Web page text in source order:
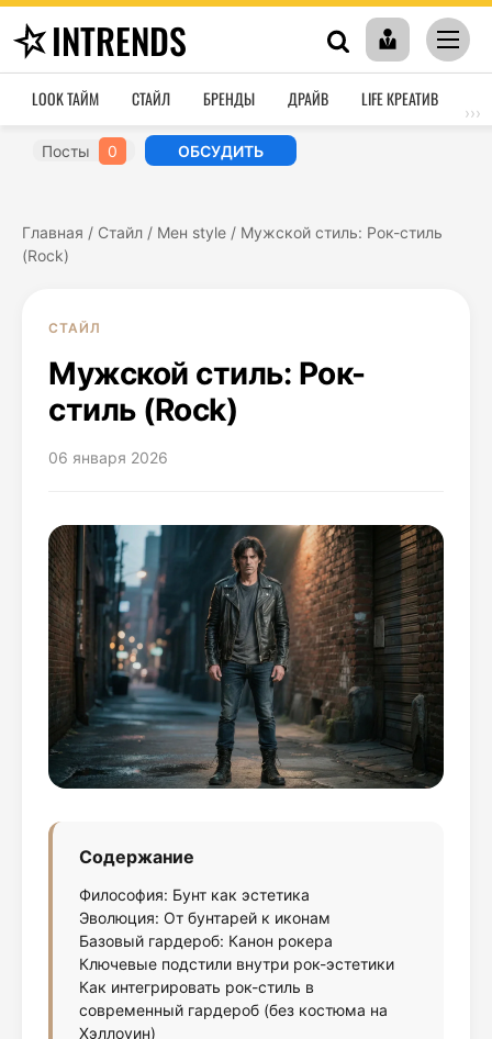
INTRENDS
LOOK ТАЙМ СТАЙЛ БРЕНДЫ ДРАЙВ LIFE КРЕАТИВ
›››
Посты 0 ОБСУДИТЬ
Главная / Стайл / Мен style / Мужской стиль: Рок-стиль
(Rock)
СТАЙЛ
Мужской стиль: Рок-
стиль (Rock)
06 января 2026
Содержание
Философия: Бунт как эстетика
Эволюция: От бунтарей к иконам
Базовый гардероб: Канон рокера
Ключевые подстили внутри рок-эстетики
Как интегрировать рок-стиль в
современный гардероб (без костюма на
Хэллоуин)